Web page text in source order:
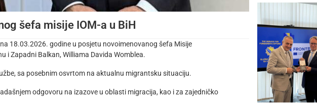
šefa misije IOM-a u BiH
18.03.2026. godine u posjetu novoimenovanog šefa Misije
i Zapadni Balkan, Williama Davida Womblea.
sa posebnim osvrtom na aktualnu migrantsku situaciju.
odgovoru na izazove u oblasti migracija, kao i za zajedničko